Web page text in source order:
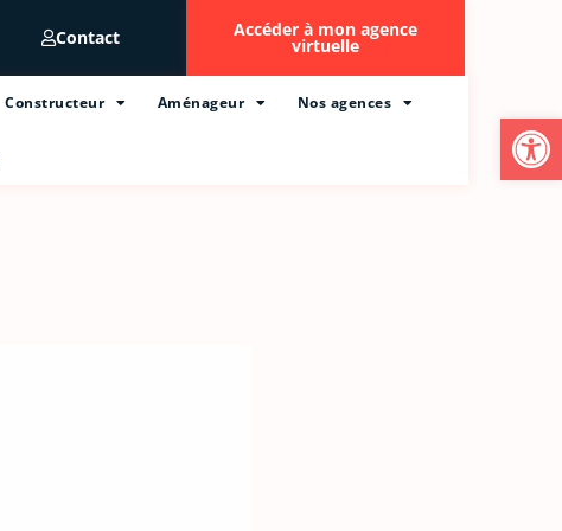
Ouvrir
Contact Accéder à mon agence
virtuelle
Constructeur Aménageur Nos agences